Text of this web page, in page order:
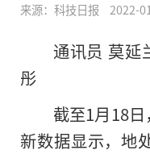
来源：科技日报 2022-
通讯员 莫延
彤
截至1月18
新数据显示，地